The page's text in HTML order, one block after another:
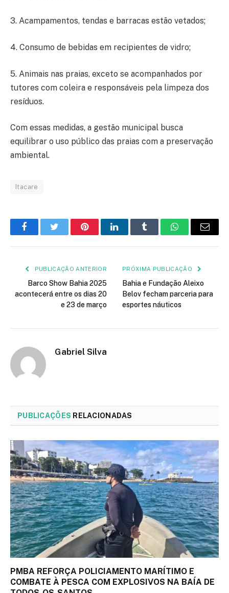
3. Acampamentos, tendas e barracas estão vetados;
4. Consumo de bebidas em recipientes de vidro;
5. Animais nas praias, exceto se acompanhados por
tutores com coleira e responsáveis pela limpeza dos
resíduos.
Com essas medidas, a gestão municipal busca
equilibrar o uso público das praias com a preservação
ambiental.
Itacare
FacebookTwitter PinterestLinkedInTumblr WhatsApp
E-
PUBLICAÇÃO ANTERIOR
Barco Show Bahia 2025
acontecerá entre os dias 20
e 23 de março
PRÓXIMA PUBLICAÇÃO
Bahia e Fundação Aleixo
Belov fecham parceria para
esportes náuticos
Gabriel Silva
PUBLICAÇÕES RELACIONADAS
PMBA REFORÇA POLICIAMENTO MARÍTIMO E
COMBATE À PESCA COM EXPLOSIVOS NA BAÍA DE